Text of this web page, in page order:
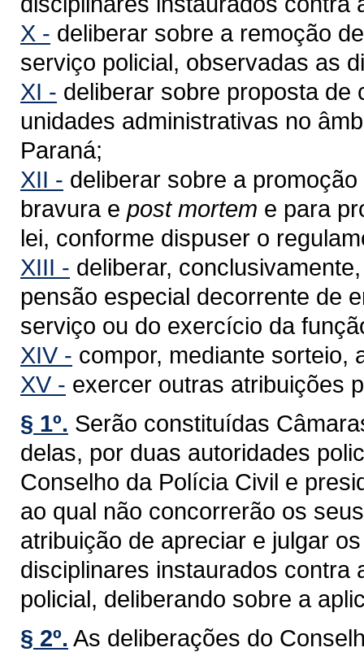
X - deliberar sobre a remoção
serviço policial, observadas as
XI - deliberar sobre proposta de
unidades administrativas no
Paraná;
XII - deliberar sobre a
bravura e post mortem e para
lei, conforme dispuser o
XIII - deliberar,
pensão especial decorrente de
serviço ou do exercício da
XIV - compor, mediante sorteio,
XV - exercer outras atribuições
§ 1º. Serão constituídas
delas, por duas autoridades
Conselho da Polícia Civil e
ao qual não concorrerão os
atribuição de apreciar e julgar
disciplinares instaurados contra
policial, deliberando sobre a
§ 2º. As deliberações do